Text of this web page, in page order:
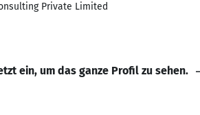
Private Limited
ein, um das ganze Profil zu sehen.